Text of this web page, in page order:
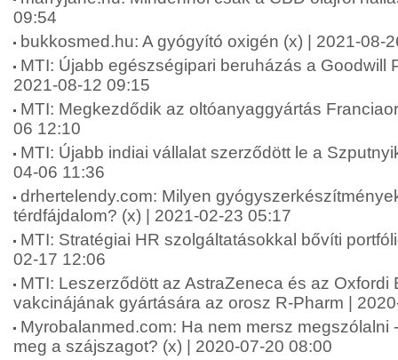
09:54
bukkosmed.hu: A gyógyító oxigén (x) | 2021-08-
MTI: Újabb egészségipari beruházás a Goodwill
2021-08-12 09:15
MTI: Megkezdődik az oltóanyaggyártás
06 12:10
MTI: Újabb indiai vállalat szerződött le a
04-06 11:36
drhertelendy.com: Milyen
térdfájdalom? (x) | 2021-02-23 05:17
MTI: Stratégiai HR szolgáltatásokkal bővíti
02-17 12:06
MTI: Leszerződött az AstraZeneca és az Oxfordi
vakcinájának gyártására az orosz R-Pharm |
Myrobalanmed.com: Ha nem mersz megszólalni
meg a szájszagot? (x) | 2020-07-20 08:00